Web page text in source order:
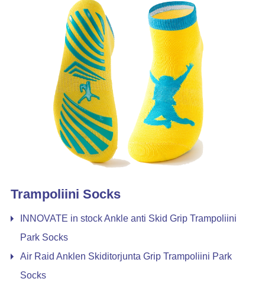
Trampoliini Socks
INNOVATE in stock Ankle anti Skid Grip Trampoliini
Park Socks
Air Raid Anklen Skiditorjunta Grip Trampoliini Park
Socks